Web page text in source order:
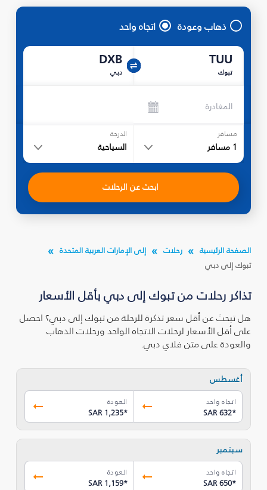
ذهاب وعودة اتجاه واحد
TUU
تبوك‎
DXB
دبي
المغادرة
مسافر
1 مسافر
الدرجة
السياحية
ابحث عن الرحلات
الصفحة الرئيسية رحلات
إلى الإمارات العربية المتحدة
تبوك‎ إلى دبي
تذاكر رحلات من تبوك‎ إلى دبي بأقل الأسعار
هل تبحث عن أقل سعر تذكرة للرحلة من تبوك‎ إلى دبي؟ احصل
على أقل الأسعار لرحلات الاتجاه الواحد ورحلات الذهاب
والعودة على متن فلاي دبي.
أغسطس
اتجاه واحد
SAR 632*
العودة
SAR 1,235*
سبتمبر
اتجاه واحد
SAR 650*
العودة
SAR 1,159*